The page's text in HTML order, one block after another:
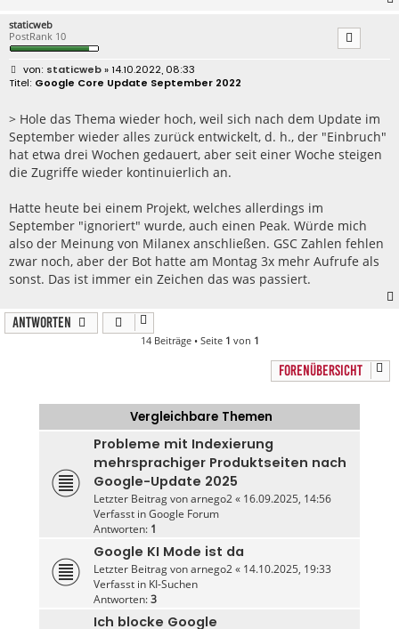
staticweb
PostRank 10
B
e
r
a
g
staticweb» 14.10.2022, 08:33
Google Core Update September 2022
> Hole das Thema wieder hoch, weil sich nach dem Update im
September wieder alles zurück entwickelt, d. h., der "Einbruch"
hat etwa drei Wochen gedauert, aber seit einer Woche steigen
die Zugriffe wieder kontinuierlich an.
Hatte heute bei einem Projekt, welches allerdings im
September "ignoriert" wurde, auch einen Peak. Würde mich
also der Meinung von Milanex anschließen. GSC Zahlen fehlen
zwar noch, aber der Bot hatte am Montag 3x mehr Aufrufe als
sonst. Das ist immer ein Zeichen das was passiert.
Antworten
14 Beiträge • Seite 1 von 1
FORENÜBERSICHT
Vergleichbare Themen
Probleme mit Indexierung
mehrsprachiger Produktseiten nach
Google-Update 2025
Letzter Beitrag vonarnego2« 16.09.2025, 14:56
Verfasst inGoogle Forum
Antworten: 1
Google KI Mode ist da
Letzter Beitrag vonarnego2« 14.10.2025, 19:33
Verfasst in KI-Suchen
Antworten:3
Ich blocke Google